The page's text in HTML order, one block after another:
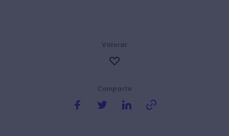
Compartir
Valorar